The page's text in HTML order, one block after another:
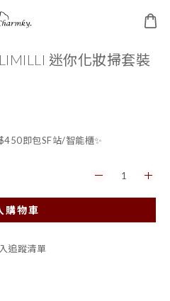
迷你化妝掃套裝
即包SF站/智能櫃✨
購物車
追蹤清單